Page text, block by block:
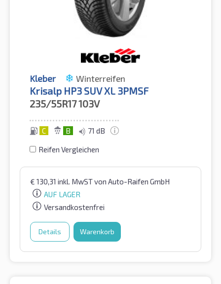
Kleber Winterreifen
Krisalp HP3 SUV XL 3PMSF
235/55R17103V
C B 71 dB
Reifen Vergleichen
€ 130,31 inkl. MwSTvon Auto-Raifen GmbH
AUF LAGER
Versandkostenfrei
Details Warenkorb